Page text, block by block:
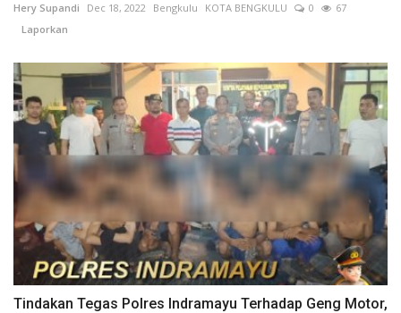
Hery Supandi Dec 18, 2022 Bengkulu KOTA BENGKULU 0
67
Laporkan
Tindakan Tegas Polres Indramayu Terhadap Geng Motor,